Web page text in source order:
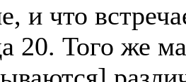
и что
20. Того же